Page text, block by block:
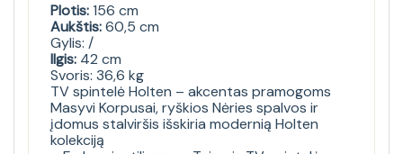
Plotis:156 cm
Aukštis:60,5 cm
Gylis: /
Ilgis: 42 cm
Svoris: 36,6 kg
TV spintelė Holten – akcentas pramogoms
Masyvi Korpusai, ryškios Nėries spalvos ir
įdomus stalviršis išskiria modernią Holten
kolekciją